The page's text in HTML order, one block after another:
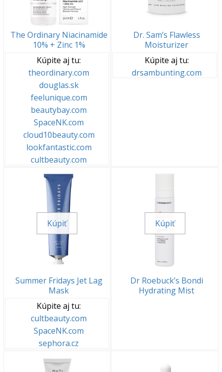
The Ordinary Niacinamide
10% + Zinc 1%
Kúpite aj tu:
theordinary.com
douglas.sk
feelunique.com
beautybay.com
SpaceNK.com
cloud10beauty.com
lookfantastic.com
cultbeauty.com
Dr. Sam’s Flawless
Moisturizer
Kúpite aj tu:
drsambunting.com
Kúpiť
Summer Fridays Jet Lag
Mask
Kúpite aj tu:
cultbeauty.com
SpaceNK.com
sephora.cz
Kúpiť
Dr Roebuck’s Bondi
Hydrating Mist